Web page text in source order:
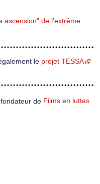
ascension" de l’extrême
le projet TESSA
de Films en luttes